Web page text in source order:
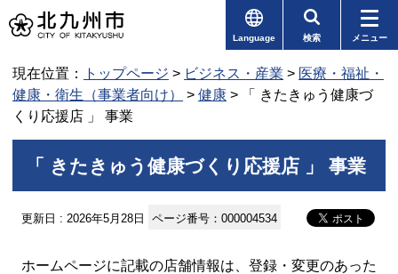
Language 検索 メニュー
現在位置： トップページ > ビジネス・産業 > 医療・福祉・
健康・衛生（事業者向け）
> 健康 > 「 きたきゅう健康づ
くり応援店 」 事業
「 きたきゅう健康づくり応援店 」 事業
更新日 : 2026年5月28日 ページ番号：000004534
ホームページに記載の店舗情報は、登録・変更のあった